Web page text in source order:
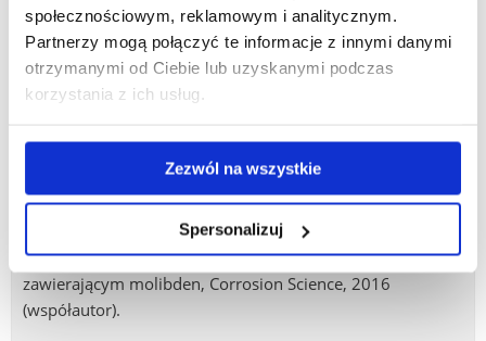
społecznościowym, reklamowym i analitycznym.
Partnerzy mogą połączyć te informacje z innymi danymi
otrzymanymi od Ciebie lub uzyskanymi podczas
korzystania z ich usług.
Zezwól na wszystkie
Spersonalizuj
Najważniejsze osiągnięcia naukowe i organizacyjne:
Jest współautorem 58 publikacji, z czego 43 znajduje się na
tzw. Liście filadelfijskiej o sumarycznym wskaźniku IF=74.
Physical Review Letters, 2009 (współautor) oraz wykazanie
występowania niespodziewanej, ultra cienkiej warstwy
tlenku molibdenu na powierzchni stopów wskutek ich
wygrzewania w piecu z otwartym grzejnikiem
zawierającym molibden, Corrosion Science, 2016
(współautor).